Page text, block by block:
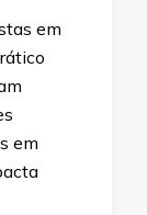
em
em